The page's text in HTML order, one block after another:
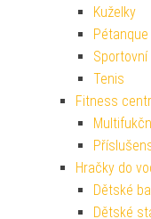
Kuželky
Pétanque
Tenis
Fitness
Hračky do
Dětské
Dětské